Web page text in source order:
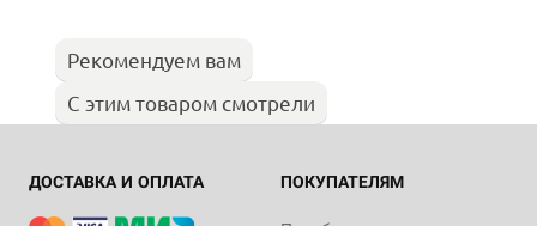
Рекомендуем вам
С этим товаром смотрели
ДОСТАВКА И ОПЛАТА ПОКУПАТЕЛЯМ